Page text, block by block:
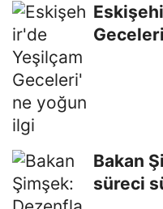
Bakan
süreci